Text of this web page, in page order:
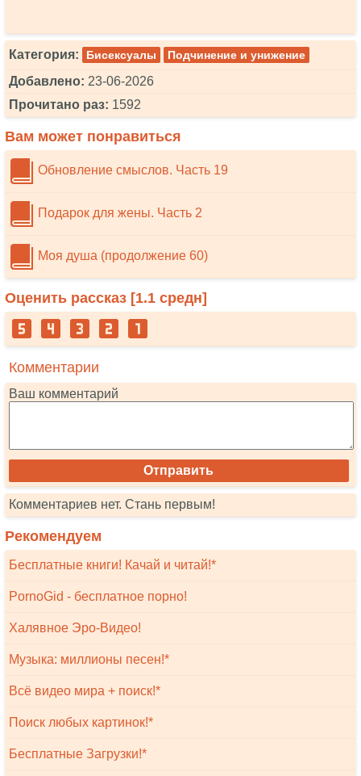
Категория: Бисексуалы Подчинение и унижение
Добавлено: 23-06-2026
Прочитано раз: 1592
Вам может понравиться
Обновление смыслов. Часть 19
Подарок для жены. Часть 2
Моя душа (продолжение 60)
Оценить рассказ [1.1 средн]
Комментарии
Ваш комментарий
Комментариев нет. Стань первым!
Рекомендуем
Бесплатные книги! Качай и читай!*
PornoGid - бесплатное порно!
Халявное Эро-Видео!
Музыка: миллионы песен!*
Всё видео мира + поиск!*
Поиск любых картинок!*
Бесплатные Загрузки!*